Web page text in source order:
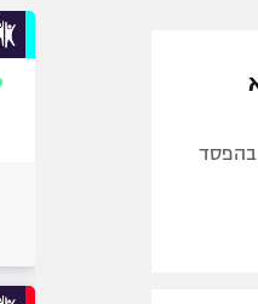
בהפסד